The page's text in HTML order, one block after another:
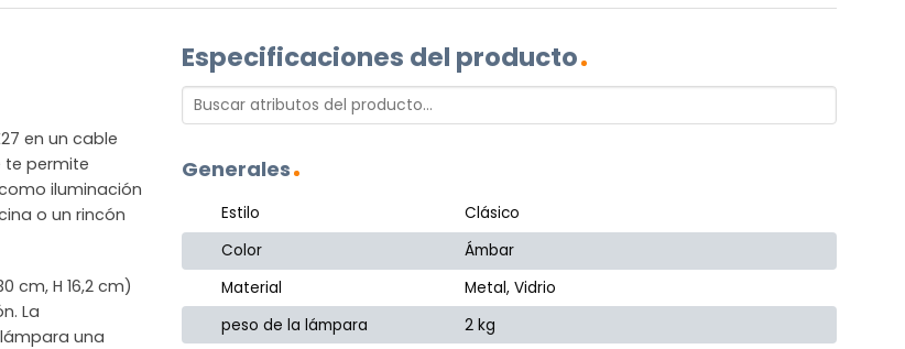
en un cable
te permite
iluminación
o un rincón
cm, H 16,2 cm)
La
una
Especificaciones del producto
Generales
Estilo
Clásico
Color
Ámbar
Material
Metal, Vidrio
peso de la lámpara
2 kg